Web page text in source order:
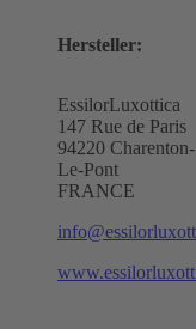
Hersteller:
EssilorLuxottica
147 Rue de Paris
94220 Charenton-
Le-Pont
FRANCE